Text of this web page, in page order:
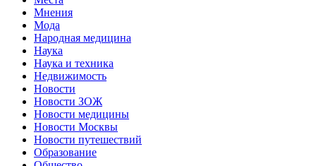
Мнения
Мода
Народная медицина
Наука
Наука и техника
Недвижимость
Новости
Новости ЗОЖ
Новости медицины
Новости Москвы
Новости путешествий
Образование